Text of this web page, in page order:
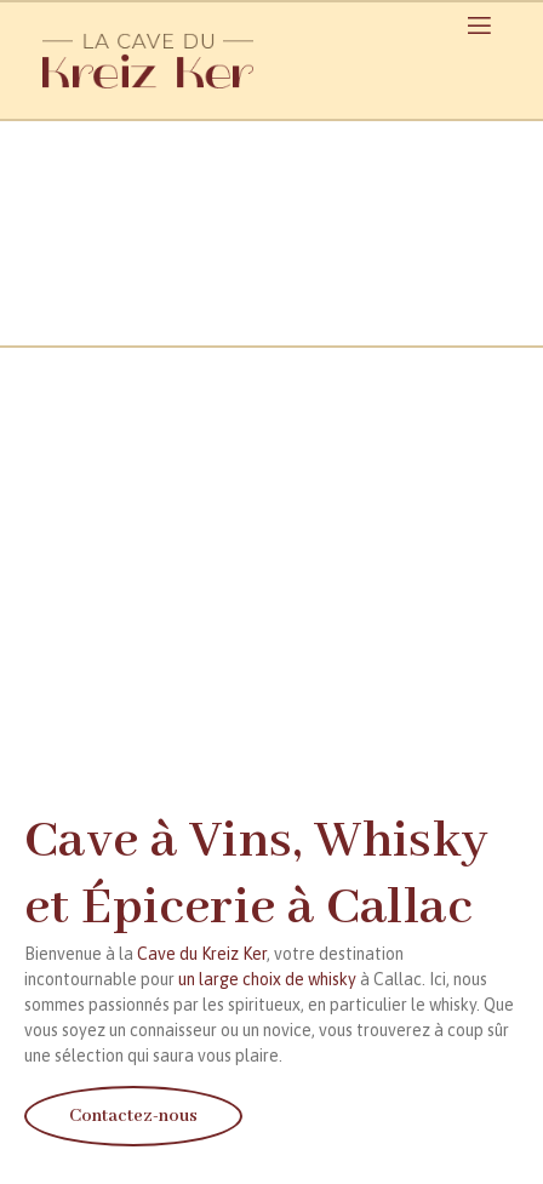
Cave à Vins, Whisky
et Épicerie à Callac
Bienvenue à la Cave du Kreiz Ker, votre destination
incontournable pourun large choix de whisky à Callac. Ici, nous
sommes passionnés par les spiritueux, en particulier le whisky. Que
vous soyez un connaisseur ou un novice, vous trouverez à coup sûr
une sélection qui saura vous plaire.
Contactez-nous